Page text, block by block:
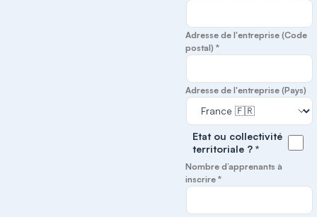
Adresse de l'entreprise (Code
postal) *
Adresse de l'entreprise (Pays)
Etat ou collectivité
territoriale ? *
Nombre d’apprenants à
inscrire *